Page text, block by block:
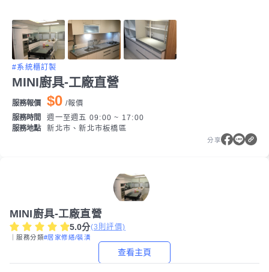
#系統櫃訂製
MINI廚具-工廠直營
服務報價 $0 /報價
服務時間
週一至週五 09:00 ~ 17:00
服務地點
新北市、新北市板橋區
分享
MINI廚具-工廠直營
5.0分(3 則評價)
｜服務分類#居家修繕/裝潢
查看主頁